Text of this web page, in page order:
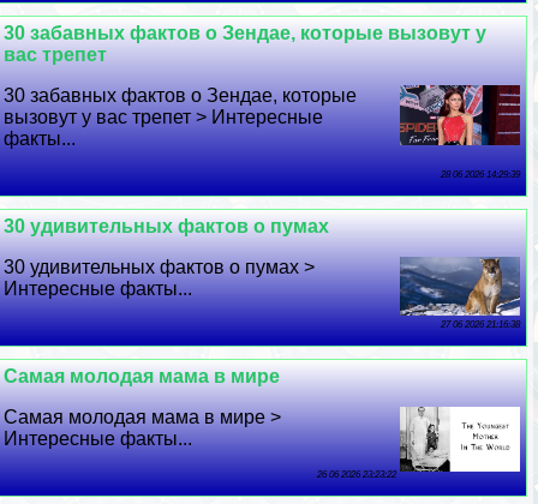
30 забавных фактов о Зендае, которые вызовут у
вас трепет
30 забавных фактов о Зендае, которые
вызовут у вас трепет > Интересные
факты...
28 06 2026 14:29:39
30 удивительных фактов о пумах
30 удивительных фактов о пумах >
Интересные факты...
27 06 2026 21:16:38
Самая молодая мама в мире
Самая молодая мама в мире >
Интересные факты...
26 06 2026 23:23:22